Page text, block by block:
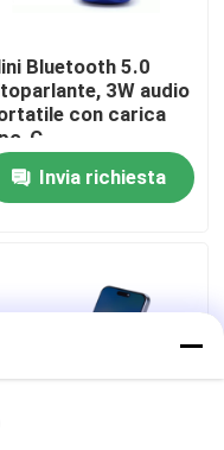
Bluetooth 5.0
3W audio
con carica
C
rosso/azzurro)
Invia richiesta